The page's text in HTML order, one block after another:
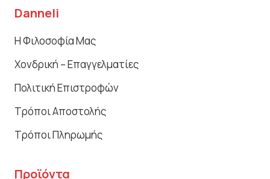
Danneli
Η Φιλοσοφία Μας
Χονδρική – Επαγγελματίες
Πολιτική Επιστροφών
Τρόποι Αποστολής
Τρόποι Πληρωμής
Προϊόντα